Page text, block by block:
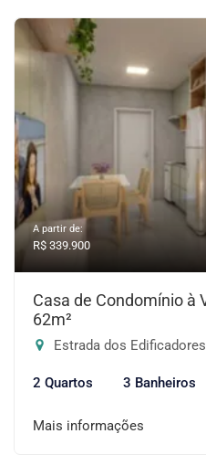
A partir de:
R$ 339.900
Casa de Condomínio à
62m²
Estrada dos Edificadores -
2 Quartos 3 Banheiros
Mais informações